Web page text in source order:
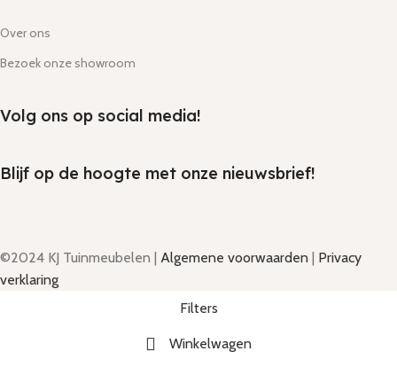
Over ons
Bezoek onze showroom
Volg ons op social media!
Blijf op de hoogte met onze nieuwsbrief!
©2024 KJ Tuinmeubelen | Algemene voorwaarden | Privacy
verklaring
Filters
Winkelwagen